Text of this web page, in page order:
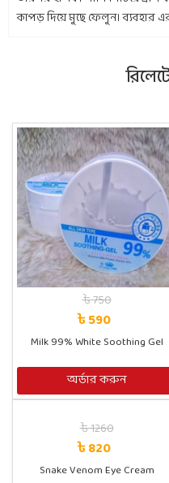
কাপড় দিয়ে মুছে ফেলুন। ব্যবহার
৳ 590
৳ 750
Milk 99% White Soothing Gel
অর্ডার করুন
৳ 820
৳ 1260
Snake Venom Eye Cream